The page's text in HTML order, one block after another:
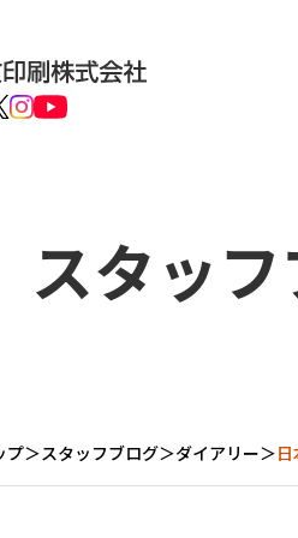
スタッ
プ＞スタッフブログ＞ダイアリー＞